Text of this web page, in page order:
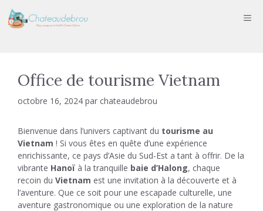
au
contenu
Office de tourisme Vietnam
octobre 16, 2024 par chateaudebrou
Bienvenue dans l’univers captivant du tourisme au
Vietnam ! Si vous êtes en quête d’une expérience
enrichissante, ce pays d’Asie du Sud-Est a tant à offrir. De la
vibrante Hanoï à la tranquille baie d’Halong, chaque
recoin du Vietnam est une invitation à la découverte et à
l’aventure. Que ce soit pour une escapade culturelle, une
aventure gastronomique ou une exploration de la nature